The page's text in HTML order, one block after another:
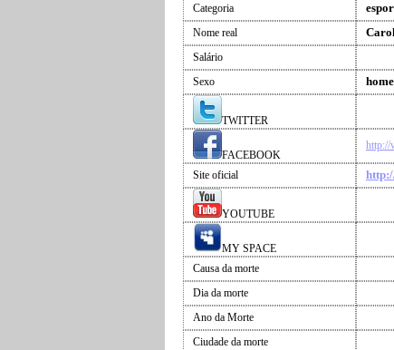
Categoria
Nome real
Salário
Sexo
TWITTER
FACEBOOK
http://
Site oficial
YOUTUBE
MY SPACE
Causa da morte
Dia da morte
Ano da Morte
Ciudade da morte